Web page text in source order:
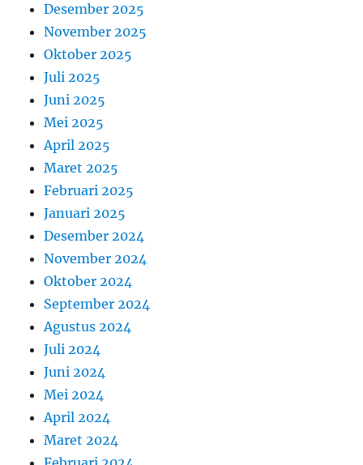
Desember 2025
November 2025
Oktober 2025
Juli 2025
Juni 2025
Mei 2025
April 2025
Maret 2025
Februari 2025
Januari 2025
Desember 2024
November 2024
Oktober 2024
September 2024
Agustus 2024
Juli 2024
Juni 2024
Mei 2024
April 2024
Maret 2024